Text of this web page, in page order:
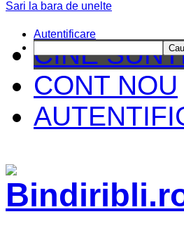
CINE
CONT NOU
Sari la bara de unelte
Autentificare